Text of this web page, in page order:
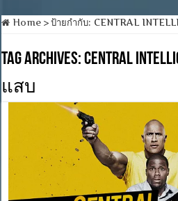
Home > ป้ายกำกับ: CENTRAL
Tag Archives:CENTRAL
แสบ